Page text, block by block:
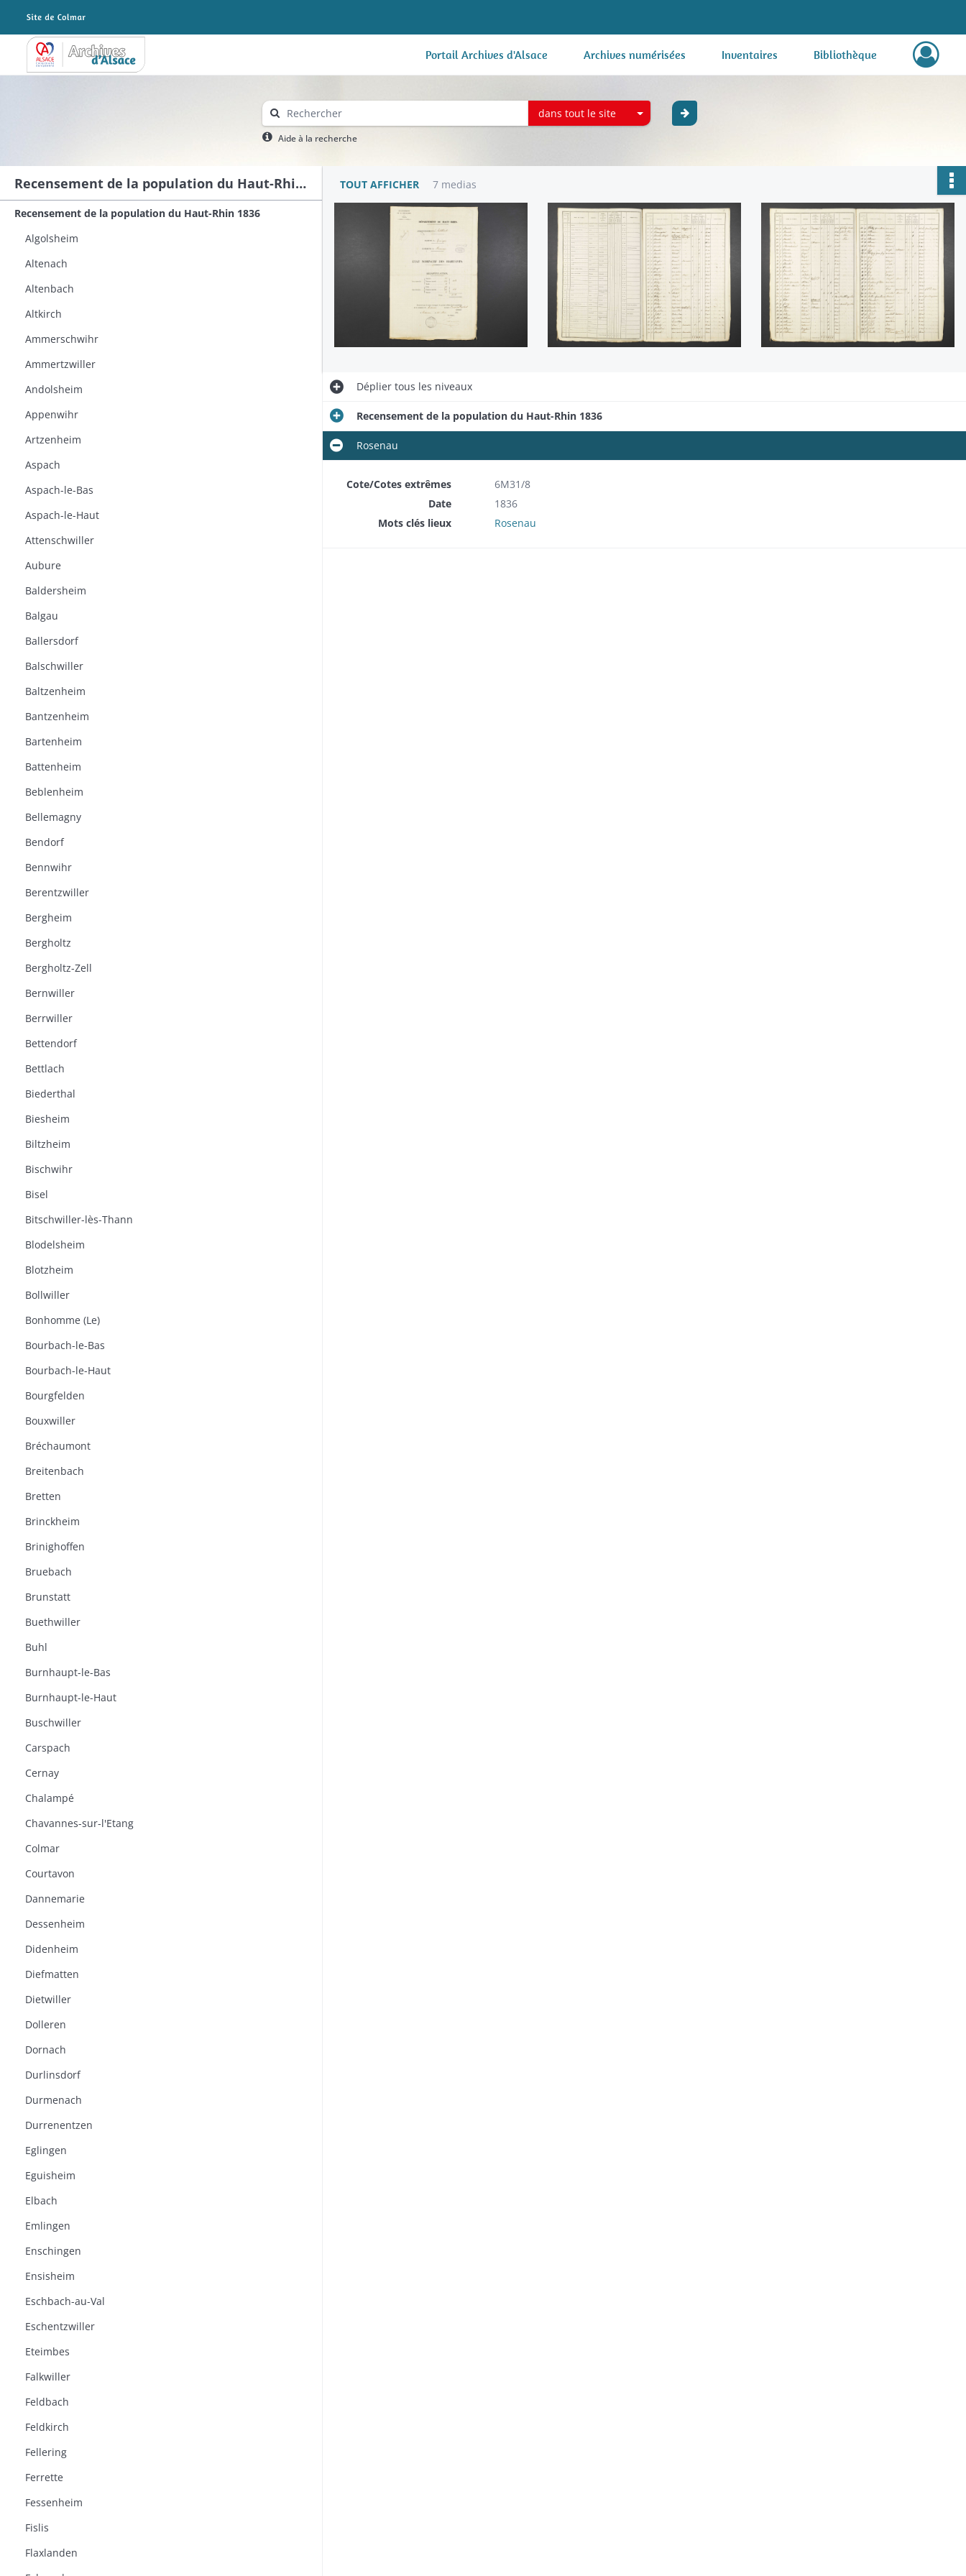
Archives Alsace - Colmar Portail Archives d'Alsace Archives numérisées Inventaires Bibliothèque
dans tout le site
Aide à la recherche
Recensement de la population du Haut-Rhin 1836
Recensement de la population du Haut-Rhin 1836
Algolsheim
Altenach
Altenbach
Altkirch
Ammerschwihr
Ammertzwiller
Andolsheim
Appenwihr
Artzenheim
Aspach
Aspach-le-Bas
Aspach-le-Haut
Attenschwiller
Aubure
Baldersheim
Balgau
Ballersdorf
Balschwiller
Baltzenheim
Bantzenheim
Bartenheim
Battenheim
Beblenheim
Bellemagny
Bendorf
Bennwihr
Berentzwiller
Bergheim
Bergholtz
Bergholtz-Zell
Bernwiller
Berrwiller
Bettendorf
Bettlach
Biederthal
Biesheim
Biltzheim
Bischwihr
Bisel
Bitschwiller-lès-Thann
Blodelsheim
Blotzheim
Bollwiller
Bonhomme (Le)
Bourbach-le-Bas
Bourbach-le-Haut
Bourgfelden
Bouxwiller
Bréchaumont
Breitenbach
Bretten
Brinckheim
Brinighoffen
Bruebach
Brunstatt
Buethwiller
Buhl
Burnhaupt-le-Bas
Burnhaupt-le-Haut
Buschwiller
Carspach
Cernay
Chalampé
Chavannes-sur-l'Etang
Colmar
Courtavon
Dannemarie
Dessenheim
Didenheim
Diefmatten
Dietwiller
Dolleren
Dornach
Durlinsdorf
Durmenach
Durrenentzen
Eglingen
Eguisheim
Elbach
Emlingen
Enschingen
Ensisheim
Eschbach-au-Val
Eschentzwiller
Eteimbes
Falkwiller
Feldbach
Feldkirch
Fellering
Ferrette
Fessenheim
Fislis
Flaxlanden
TOUT AFFICHER 7 medias
Dépliertous les niveaux
Recensement de la population du Haut-Rhin 1836
Rosenau
Cote/Cotes extrêmes
6M31/8
Date
1836
Mots clés lieux
Rosenau